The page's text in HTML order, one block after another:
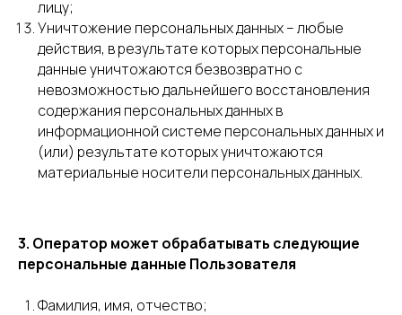
лицу;
Уничтожение персональных данных – любые
действия, в результате которых персональные
данные уничтожаются безвозвратно с
невозможностью дальнейшего восстановления
содержания персональных данных в
информационной системе персональных данных и
(или) результате которых уничтожаются
материальные носители персональных данных.
3. Оператор может обрабатывать следующие
персональные данные Пользователя
Фамилия, имя, отчество;